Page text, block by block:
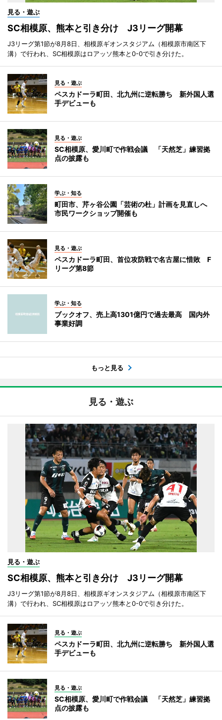
見る・遊ぶ
SC相模原、熊本と引き分け J3リーグ開幕
J3リーグ第1節が8月8日、相模原ギオンスタジアム（相模原市南区下
溝）で行われ、SC相模原はロアッソ熊本と0-0で引き分けた。
見る・遊ぶ
ペスカドーラ町田、北九州に逆転勝ち 新外国人選
手デビューも
見る・遊ぶ
SC相模原、愛川町で作戦会議 「天然芝」練習拠
点の披露も
学ぶ・知る
町田市、芹ヶ谷公園「芸術の杜」計画を見直しへ
市民ワークショップ開催も
見る・遊ぶ
ペスカドーラ町田、首位攻防戦で名古屋に惜敗 F
リーグ第8節
学ぶ・知る
ブックオフ、売上高1301億円で過去最高 国内外
事業好調
もっと見る
見る・遊ぶ
見る・遊ぶ
SC相模原、熊本と引き分け J3リーグ開幕
J3リーグ第1節が8月8日、相模原ギオンスタジアム（相模原市南区下
溝）で行われ、SC相模原はロアッソ熊本と0-0で引き分けた。
見る・遊ぶ
ペスカドーラ町田、北九州に逆転勝ち 新外国人選
手デビューも
見る・遊ぶ
SC相模原、愛川町で作戦会議 「天然芝」練習拠
点の披露も